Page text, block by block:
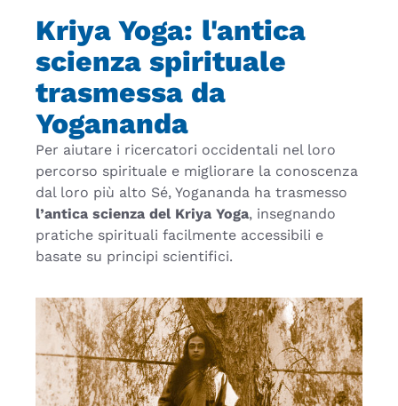
Kriya Yoga: l'antica
scienza spirituale
trasmessa da
Yogananda
Per aiutare i ricercatori occidentali nel loro
percorso spirituale e migliorare la conoscenza
dal loro più alto Sé, Yogananda ha trasmesso
l’antica scienza del Kriya Yoga, insegnando
pratiche spirituali facilmente accessibili e
basate su principi scientifici.